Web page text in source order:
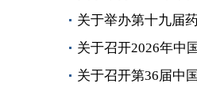
关于举办第十九届
关于召开2026年中
关于召开第36届中